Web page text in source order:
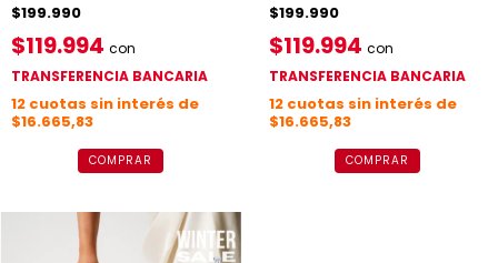
$199.990
$119.994 con
TRANSFERENCIA BANCARIA
12 cuotas sin interés de
$16.665,83
COMPRAR
$199.990
$119.994 con
TRANSFERENCIA BANCARIA
12 cuotas sin interés de
$16.665,83
COMPRAR